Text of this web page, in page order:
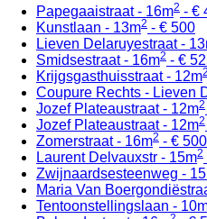
Papegaaistraat - 16m2 - €
Kunstlaan - 13m2 - € 500
Lieven Delaruyestraat -
Smidsestraat - 16m2 - €
Krijgsgasthuisstraat - 12m2
Coupure Rechts - Lieven
Jozef Plateaustraat - 12m2
Jozef Plateaustraat - 12m2
Zomerstraat - 16m2 - € 500
Laurent Delvauxstr - 15m2
Zwijnaardsesteenweg -
Maria Van
Tentoonstellingslaan -